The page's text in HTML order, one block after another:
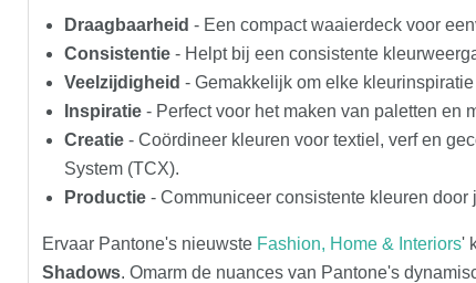
Draagbaarheid - Een compact waaierdeck voor
Consistentie - Helpt bij een consistente
Veelzijdigheid - Gemakkelijk om elke
Inspiratie - Perfect voor het maken van paletten en
Creatie - Coördineer kleuren voor textiel, verf en
System (TCX).
Productie - Communiceer consistente kleuren
Ervaar Pantone's nieuwste Fashion, Home & Interiors'
Shadows. Omarm de nuances van Pantone's